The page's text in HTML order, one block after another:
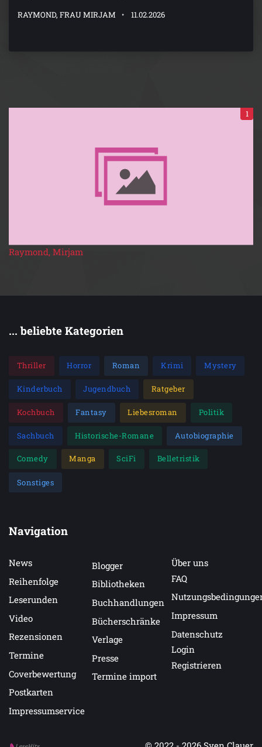
RAYMOND, FRAU MIRJAM 11.02.2026
1
Raymond, Mirjam
... beliebte Kategorien
Thriller Horror Roman Krimi Mystery
Kinderbuch Jugendbuch Ratgeber
Kochbuch Fantasy Liebesroman Politik
Sachbuch Historische-Romane Autobiographie
Comedy Manga SciFi Belletristik
Sonstiges
Navigation
News
Reihenfolge
Leserunden
Video
Rezensionen
Termine
Coverbewertung
Postkarten
Impressumservice
Blogger
Bibliotheken
Buchhandlungen
Bücherschränke
Verlage
Presse
Termine import
Über uns
FAQ
Impressum
Datenschutz
Login
Registrieren